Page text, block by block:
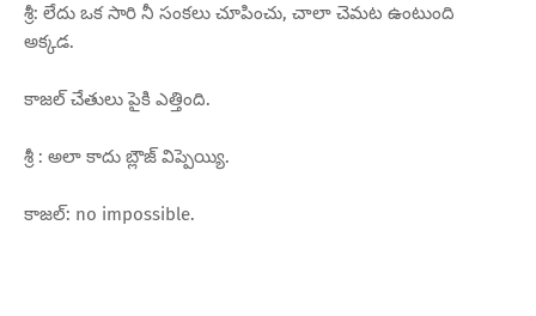
శ్రీ: లేదు ఒక సారి నీ సంకలు చూపించు, చాలా చెమట ఉంటుంది
అక్కడ.
కాజల్ చేతులు పైకి ఎత్తింది.
శ్రీ : అలా కాదు బ్లౌజ్ విప్పెయ్యి.
కాజల్: no impossible.